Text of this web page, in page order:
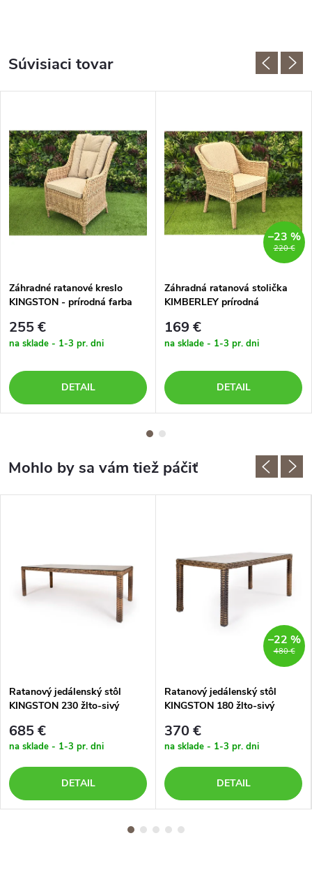
Súvisiaci tovar
Záhradné ratanové kreslo
KINGSTON - prírodná farba
255 €
na sklade - 1-3 pr. dni
DETAIL
220 €
–23 %
Záhradná ratanová stolička
KIMBERLEY prírodná
169 €
na sklade - 1-3 pr. dni
DETAIL
Ratanový jedálenský stôl
KINGSTON 230 žlto-sivý
685 €
na sklade - 1-3 pr. dni
DETAIL
480 €
–22 %
Ratanový jedálenský stôl
KINGSTON 180 žlto-sivý
370 €
na sklade - 1-3 pr. dni
DETAIL